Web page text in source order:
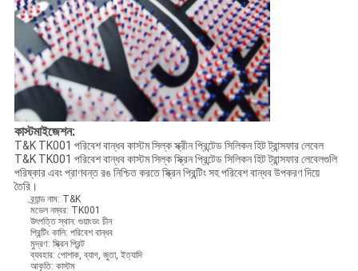
কাস্টমাইজেশন:
T&K TK001 পরিবেশ বান্ধব কাস্টম সিল্ক স্ক্রীন প্রিন্টেড সিলিকন হিট ট্রান্সফার লেবেল
T&K TK001 পরিবেশ বান্ধব কাস্টম সিল্ক স্ক্রিন প্রিন্টেড সিলিকন হিট ট্রান্সফার লেবেলগুলি
পরিষ্কার এবং প্রাণবন্ত রঙ নিশ্চিত করতে স্ক্রিন প্রিন্টিং সহ পরিবেশ বান্ধব উপকরণ দিয়ে
তৈরি।
ব্র্যান্ড নাম: T&K
মডেল নম্বর: TK001
উৎপত্তি স্থান: গুয়াংডং চীন
প্রিন্টিং কালি: পরিবেশ বান্ধব
মুদ্রণ: স্ক্রিন প্রিন্ট
ব্যবহার: পোশাক, ব্যাগ, জুতা, ইত্যাদি
আকৃতি: কাস্টম